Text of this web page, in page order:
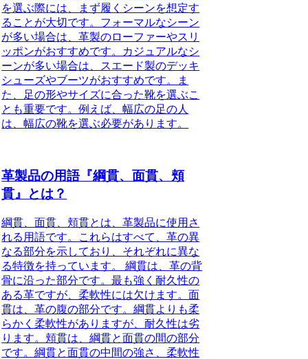
を選ぶ際には、まず履くシーンを想定す
ることが大切です。フォーマルなシーン
が多い場合は、革製のローファーやスリ
ッポンがおすすめです。カジュアルなシ
ーンが多い場合は、スエード製のデッキ
シューズやブーツがおすすめです。ま
た、足の形やサイズに合った靴を選ぶこ
とも重要です。例えば、幅広の足の人
は、幅広の靴を選ぶ必要があります。
革製品の用語『綱貫、面貫、頬
貫』とは？
綱貫、面貫、頬貫とは、革製品に使用さ
れる用語です。これらはすべて、革の異
なる部分を示しており、それぞれに異な
る特徴を持っています。 綱貫は、革の背
骨に沿った部分です。最も強く耐久性の
ある革ですが、柔軟性には欠けます。面
貫は、革の腹の部分です。綱貫よりも柔
らかく柔軟性がありますが、耐久性は劣
ります。頬貫は、綱貫と面貫の間の部分
です。綱貫と面貫の中間の強さ、柔軟性